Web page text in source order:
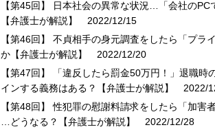
【第45回】 日本社会の異常な状況…「会社の
【弁護士が解説】
2022/12/15
【第46回】 不貞相手の身元調査をしたら「プ
か【弁護士が解説】
2022/12/20
【第47回】 「違反したら罰金50万円！」退職
インする義務はある？【弁護士が解説】
2022/
【第48回】 性犯罪の慰謝料請求をしたら「加害
…どうなる？【弁護士が解説】
2022/12/28